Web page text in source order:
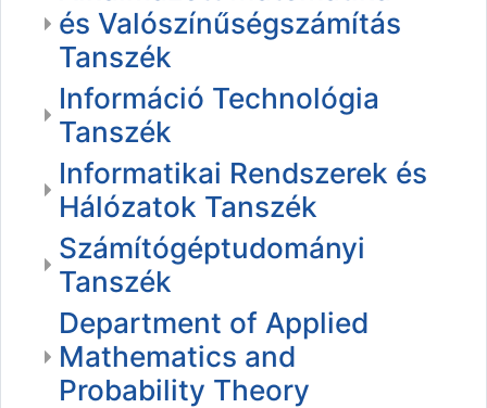
és Valószínűségszámítás
Tanszék
Információ Technológia
Tanszék
Informatikai Rendszerek és
Hálózatok Tanszék
Számítógéptudományi
Tanszék
Department of Applied
Mathematics and
Probability Theory